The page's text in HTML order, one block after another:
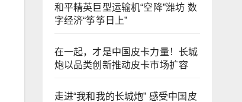
和平精英巨型运输机“空降”潍坊 数
字经济“筝筝日上”
在一起，才是中国皮卡力量！长城
炮以品类创新推动皮卡市场扩容
走进“我和我的长城炮” 感受中国皮